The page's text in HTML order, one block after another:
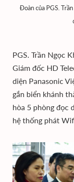
Đoàn của PGS.
PGS. Trần Ngọc
Giám đốc HD
diện Panasonic
gắn biển khánh
hòa 5 phòng đọc
hệ thống phát